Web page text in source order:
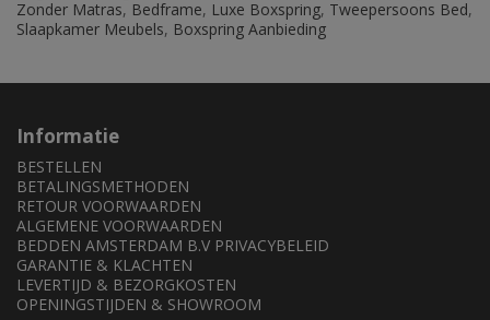
Zonder Matras, Bedframe, Luxe Boxspring, Tweepersoons Bed,
Slaapkamer Meubels, Boxspring Aanbieding
Informatie
BESTELLEN
BETALINGSMETHODEN
RETOUR VOORWAARDEN
ALGEMENE VOORWAARDEN
BEDDEN AMSTERDAM B.V PRIVACYBELEID
GARANTIE & KLACHTEN
LEVERTIJD & BEZORGKOSTEN
OPENINGSTIJDEN & SHOWROOM